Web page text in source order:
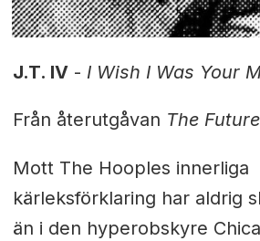
J.T. IV- I Wish I Was Your
Från återutgåvan The Future
Mott The Hooples innerliga
kärleksförklaring har aldrig
än i den hyperobskyre